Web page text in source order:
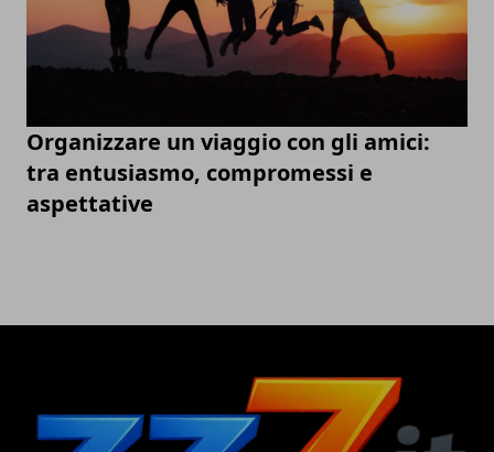
Organizzare un viaggio con gli amici:
tra entusiasmo, compromessi e
aspettative